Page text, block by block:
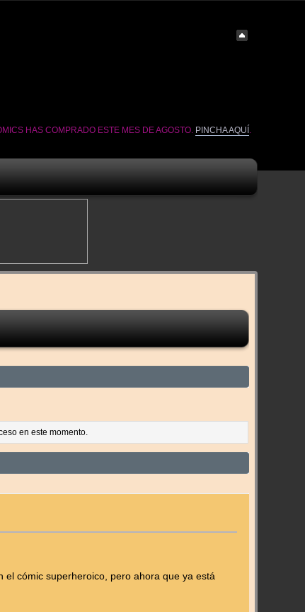
HAS COMPRADO ESTE MES DE AGOSTO. PINCHA AQUÍ
en este momento.
cómic superheroico, pero ahora que ya está